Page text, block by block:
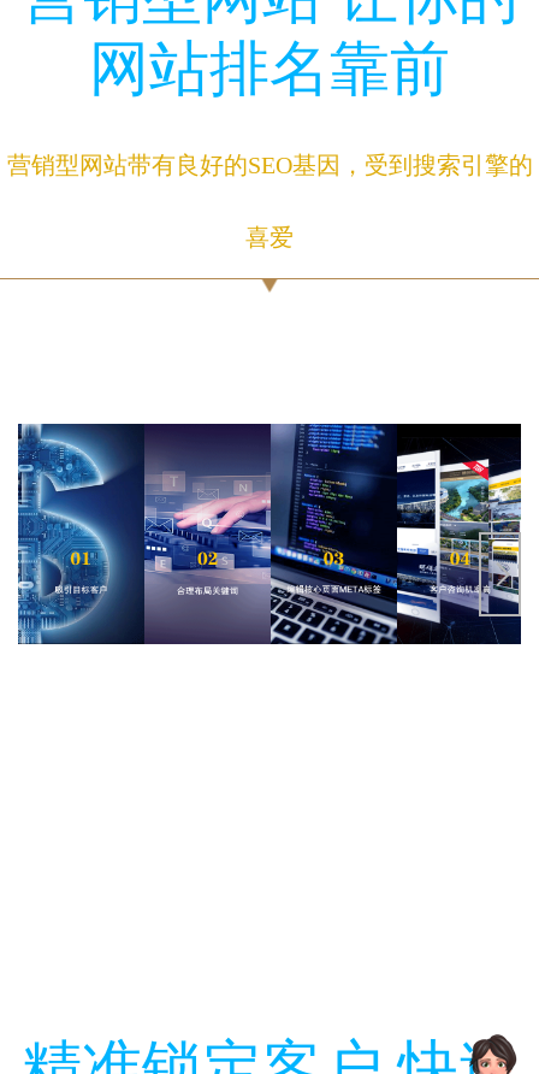
网站排名靠前
营销型网站带有良好的SEO基因，受到搜索引擎的
喜爱